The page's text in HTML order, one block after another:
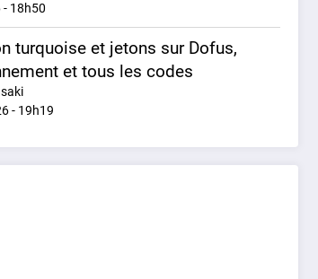
- 18h50
turquoise et jetons sur Dofus,
et tous les codes
- 19h19